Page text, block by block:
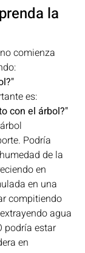
la
comienza
es:
con el árbol?"
Podría
de la
en
en una
compitiendo
agua
podría estar
en